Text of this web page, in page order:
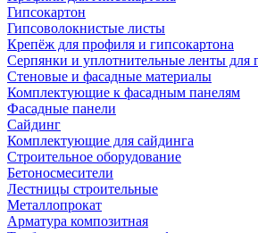
Гипсокартон
Гипсоволокнистые листы
Крепёж для профиля и гипсокартона
Серпянки и уплотнительные ленты для
Стеновые и фасадные материалы
Комплектующие к фасадным панелям
Фасадные панели
Сайдинг
Комплектующие для сайдинга
Строительное оборудование
Бетоносмесители
Лестницы строительные
Металлопрокат
Арматура композитная